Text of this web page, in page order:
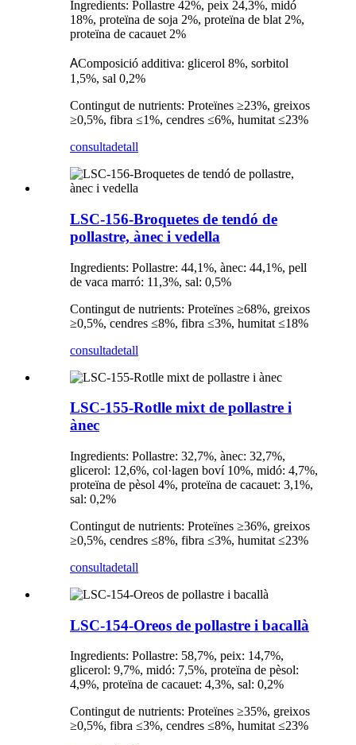
Ingredients: Pollastre 42%, peix 24,3%, midó
18%, proteïna de soja 2%, proteïna de blat 2%,
proteïna de cacauet 2%
AComposició additiva: glicerol 8%, sorbitol
1,5%, sal 0,2%
Contingut de nutrients: Proteïnes ≥23%, greixos
≥0,5%, fibra ≤1%, cendres ≤6%, humitat ≤23%
consultadetall
LSC-156-Broquetes de tendó de
pollastre, ànec i vedella
Ingredients: Pollastre: 44,1%, ànec: 44,1%, pell
de vaca marró: 11,3%, sal: 0,5%
Contingut de nutrients: Proteïnes ≥68%, greixos
≥0,5%, cendres ≤8%, fibra ≤3%, humitat ≤18%
consultadetall
LSC-155-Rotlle mixt de pollastre i
ànec
Ingredients: Pollastre: 32,7%, ànec: 32,7%,
glicerol: 12,6%, col·lagen boví 10%, midó: 4,7%,
proteïna de pèsol 4%, proteïna de cacauet: 3,1%,
sal: 0,2%
Contingut de nutrients: Proteïnes ≥36%, greixos
≥0,5%, cendres ≤8%, fibra ≤3%, humitat ≤23%
consultadetall
LSC-154-Oreos de pollastre i bacallà
Ingredients: Pollastre: 58,7%, peix: 14,7%,
glicerol: 9,7%, midó: 7,5%, proteïna de pèsol:
4,9%, proteïna de cacauet: 4,3%, sal: 0,2%
Contingut de nutrients: Proteïnes ≥35%, greixos
≥0,5%, fibra ≤3%, cendres ≤8%, humitat ≤23%